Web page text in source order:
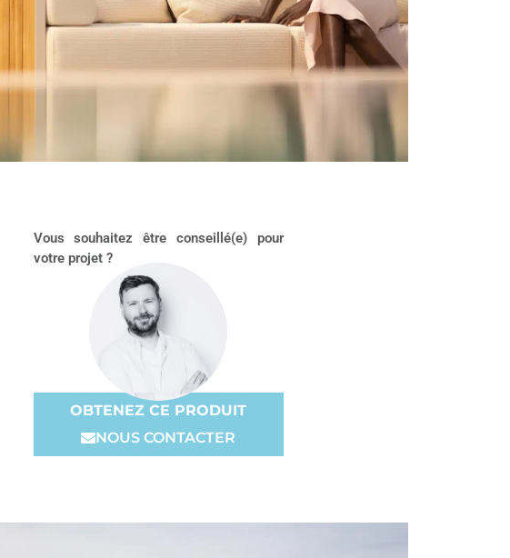
Vous souhaitez être conseillé(e) pour
votre projet ?
OBTENEZ CE PRODUIT
NOUS CONTACTER